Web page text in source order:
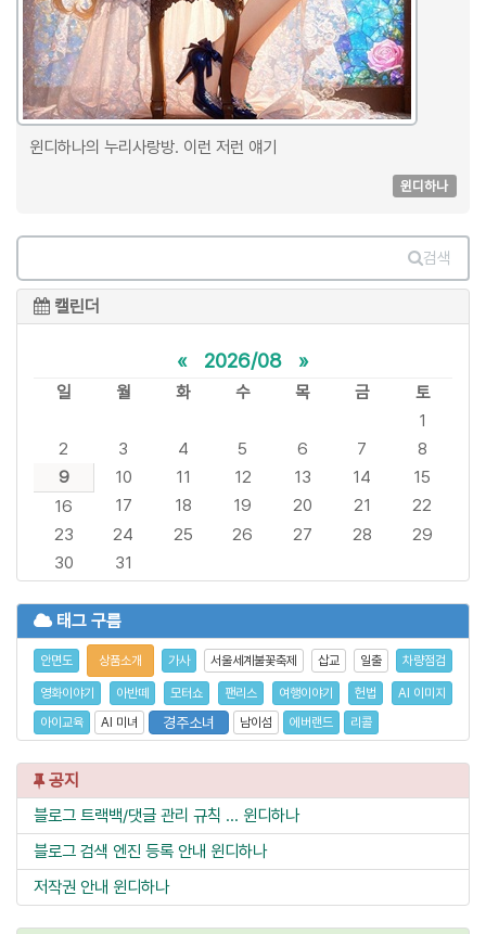
윈디하나의 누리사랑방. 이런 저런 얘기
윈디하나
검색
캘린더
« 2026/08 »
일 월 화 수 목 금
토
1
2
3 4 5 6 7
8
9
10 11 12 13 14
15
16
17 18 19 20 21
22
23
24 25 26 27 28
29
30
31
태그 구름
안면도 상품소개 가사 서울세계불꽃축제 삽교 일출 차량점검
영화이야기 아반떼 모터쇼 팬리스 여행이야기 헌법
AI 이미지
아이교육
AI 미녀 경주소녀 남이섬 에버랜드 리콜
공지
블로그 트랙백/댓글 관리 규칙 ... 윈디하나
블로그 검색 엔진 등록 안내 윈디하나
저작권 안내 윈디하나